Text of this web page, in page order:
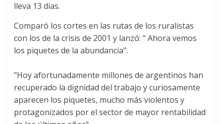
lleva 13 dias.
Comparó los cortes en las rutas de los ruralistas
con los de la crisis de 2001 y lanzó: " Ahora vemos
los piquetes de la abundancia".
"Hoy afortunadamente millones de argentinos han
recuperado la dignidad del trabajo y curiosamente
aparecen los piquetes, mucho más violentos y
protagonizados por el sector de mayor rentabilidad